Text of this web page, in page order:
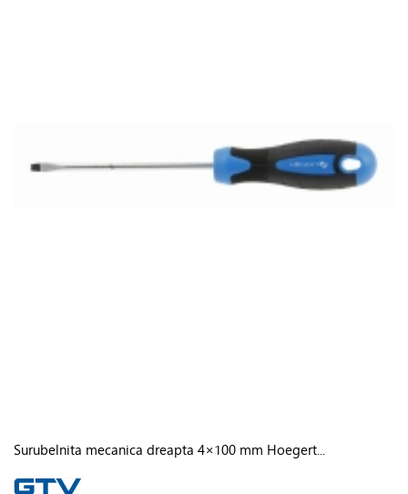
Surubelnita mecanica dreapta 4×100 mm Hoegert...